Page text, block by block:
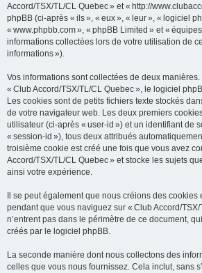
Accord/TSX/TL/CL Quebec » et « http://
phpBB (ci-après « ils », « eux », « leur », « logiciel
« www.phpbb.com », « phpBB Limited » et «
informations collectées lors de votre utilisation de
informations »).
Vos informations sont collectées de deux
« Club Accord/TSX/TL/CL Quebec », le logiciel
Les cookies sont de petits fichiers texte stockés
de votre navigateur web. Les deux premiers
utilisateur (ci-après « user-id ») et un identifiant de
« session-id »), tous deux attribués
troisième cookie est créé une fois que vous avez
Accord/TSX/TL/CL Quebec » et stocke les sujets
ainsi votre expérience.
Il se peut également que nous créions des
pendant que vous naviguez sur « Club Accord/
n’entrent pas dans le périmètre de ce document,
créés par le logiciel phpBB.
La seconde manière dont nous collectons des
celles que vous nous fournissez. Cela inclut, sans